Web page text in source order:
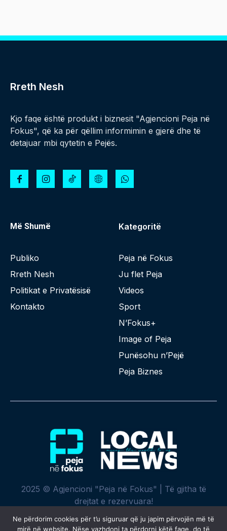
Rreth Nesh
Kjo faqe është produkt i biznesit "Agjencioni Peja në
Fokus", që ka për qëllim informimin e gjerë dhe të
detajuar mbi qytetin e Pejës.
Më Shumë
Publiko
Rreth Nesh
Politikat e Privatësisë
Kontakto
Kategoritë
Peja në Fokus
Ju flet Peja
Videos
Sport
N’Fokus+
Image of Peja
Punësohu n’Pejë
Peja Biznes
2025 © Agjencioni "Peja në Fokus" | Të gjitha të
drejtat e rezervuara!
Ne përdorim cookies për t’u siguruar që ju japim përvojën më të
mirë në website. Nëse vazhdoni ta përdorni këtë faqe, do të